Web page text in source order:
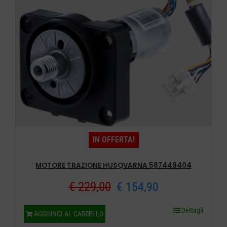
IN OFFERTA!
MOTORE TRAZIONE HUSQVARNA 587449404
€229,00 Il
€ 154,90Il
prezzo
AGGIUNGI AL CARRELLO Dettagli